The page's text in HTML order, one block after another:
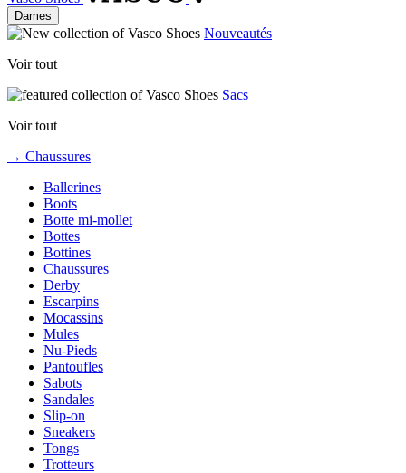
Dames
Nouveautés
Voir tout
Sacs
Voir tout
→ Chaussures
Ballerines
Boots
Botte mi-mollet
Bottes
Bottines
Chaussures
Derby
Escarpins
Mocassins
Mules
Nu-Pieds
Pantoufles
Sabots
Sandales
Slip-on
Sneakers
Tongs
Trotteurs